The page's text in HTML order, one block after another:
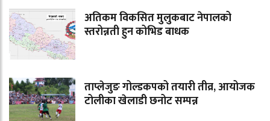
अतिकम विकसित मुलुकबाट नेपालको
स्तरोन्नती हुन कोभिड बाधक
ताप्लेजुङ गोल्डकपको तयारी तीव्र, आयोजक
टोलीका खेलाडी छनोट सम्पन्न